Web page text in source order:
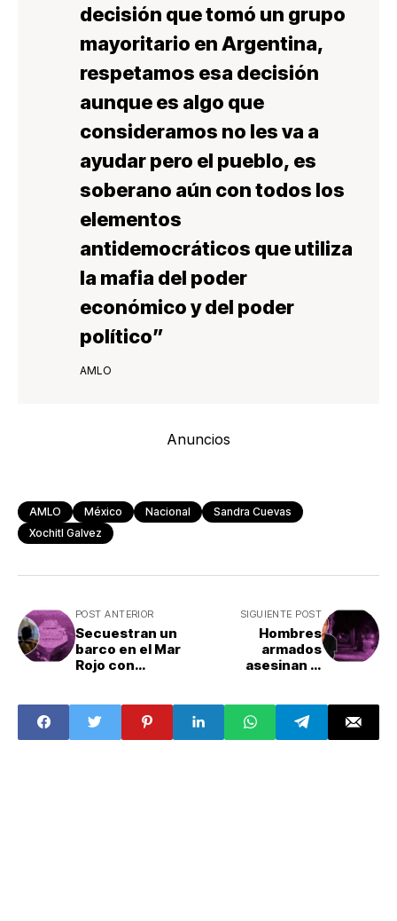
decisión que tomó un grupo
mayoritario en Argentina,
respetamos esa decisión
aunque es algo que
consideramos no les va a
ayudarpero el pueblo, es
soberano aún con todos los
elementos
antidemocráticos queutiliza
la mafia del poder
económico y del poder
político”
AMLO
Anuncios
AMLO México Nacional
Sandra Cuevas
Xochitl Galvez
POST ANTERIOR
Secuestran un
barco en el Mar
Rojo con
y cómo pasó?
SIGUIENTE POST
Hombres
armados
asesinan al
Vanderkam: ¿Qué
pasó?